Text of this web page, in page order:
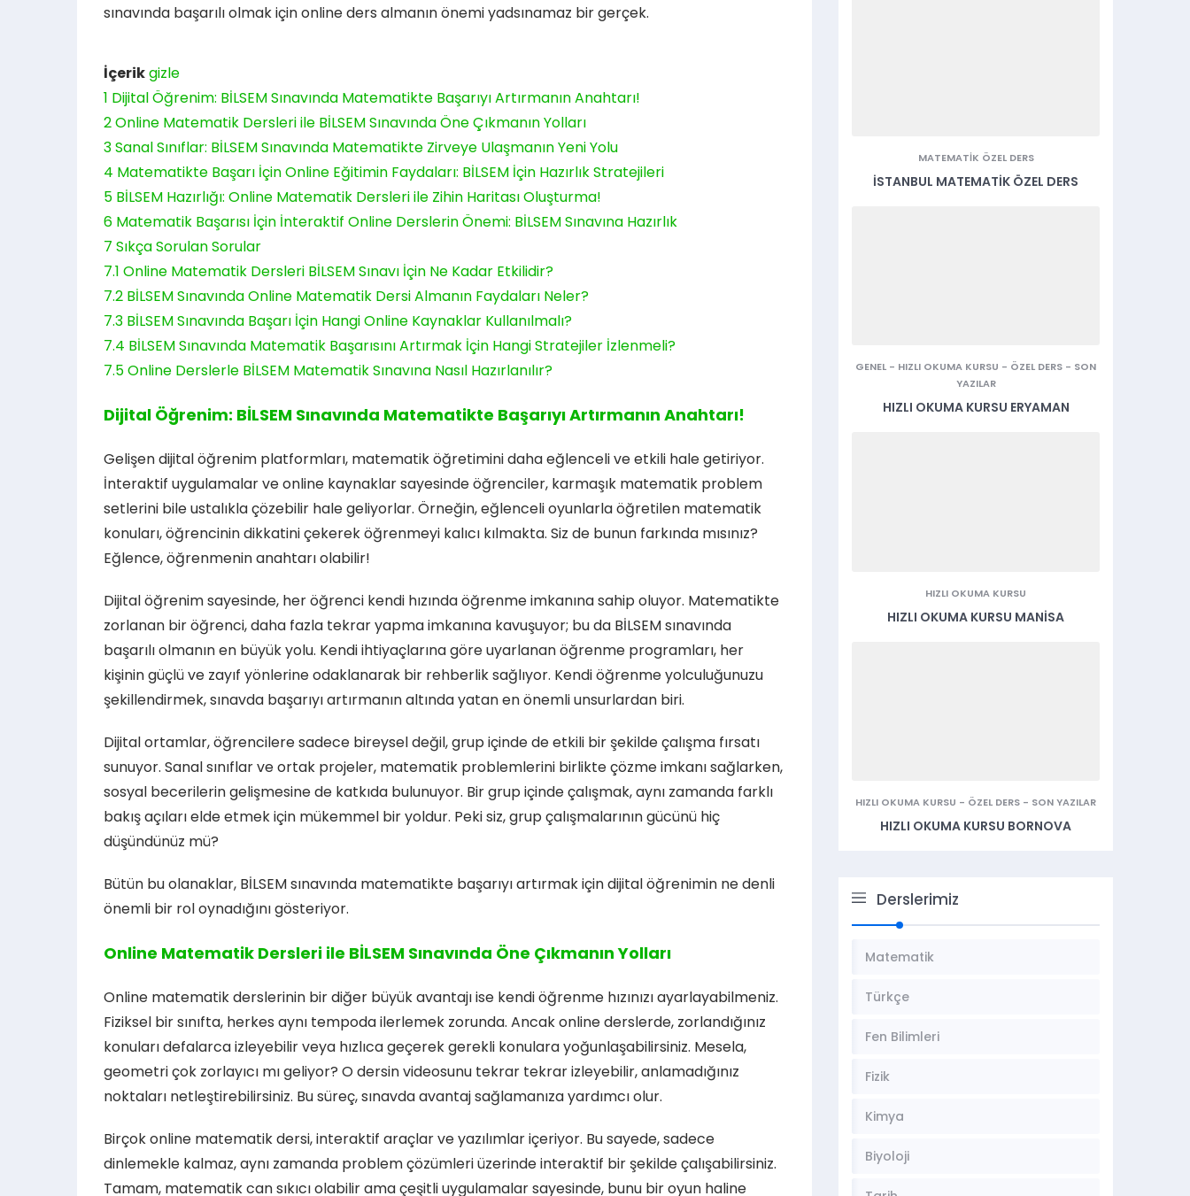
sınavında başarılı olmak için online ders almanın önemi yadsınamaz bir gerçek.
İçerikgizle
1 Dijital Öğrenim: BİLSEM Sınavında Matematikte Başarıyı Artırmanın Anahtarı!
2Online Matematik Dersleri ile BİLSEM Sınavında Öne Çıkmanın Yolları
3Sanal Sınıflar: BİLSEM Sınavında Matematikte Zirveye Ulaşmanın Yeni Yolu
4 Matematikte Başarı İçin Online Eğitimin Faydaları: BİLSEM İçin Hazırlık Stratejileri
5 BİLSEM Hazırlığı: Online Matematik Dersleri ile Zihin Haritası Oluşturma!
6 Matematik Başarısı İçin İnteraktif Online Derslerin Önemi: BİLSEM Sınavına Hazırlık
7 Sıkça Sorulan Sorular
7.1 Online Matematik Dersleri BİLSEM Sınavı İçin Ne Kadar Etkilidir?
7.2 BİLSEM Sınavında Online Matematik Dersi Almanın Faydaları Neler?
7.3 BİLSEM Sınavında Başarı İçin Hangi Online Kaynaklar Kullanılmalı?
7.4 BİLSEM Sınavında Matematik Başarısını Artırmak İçin Hangi Stratejiler İzlenmeli?
7.5Online Derslerle BİLSEM Matematik Sınavına Nasıl Hazırlanılır?
Dijital Öğrenim: BİLSEM Sınavında Matematikte Başarıyı Artırmanın Anahtarı!
Gelişen dijital öğrenim platformları, matematik öğretimini daha eğlenceli ve etkili hale getiriyor.
İnteraktif uygulamalar ve online kaynaklar sayesinde öğrenciler, karmaşık matematik problem
setlerini bile ustalıkla çözebilir hale geliyorlar. Örneğin, eğlenceli oyunlarla öğretilen matematik
konuları, öğrencinin dikkatini çekerek öğrenmeyi kalıcı kılmakta. Siz de bunun farkında mısınız?
Eğlence, öğrenmenin anahtarı olabilir!
Dijital öğrenim sayesinde, her öğrenci kendi hızında öğrenme imkanına sahip oluyor. Matematikte
zorlanan bir öğrenci, daha fazla tekrar yapma imkanına kavuşuyor; bu da BİLSEM sınavında
başarılı olmanın en büyük yolu. Kendi ihtiyaçlarına göre uyarlanan öğrenme programları, her
kişinin güçlü ve zayıf yönlerine odaklanarak bir rehberlik sağlıyor. Kendi öğrenme yolculuğunuzu
şekillendirmek, sınavda başarıyı artırmanın altında yatan en önemli unsurlardan biri.
Dijital ortamlar, öğrencilere sadece bireysel değil, grup içinde de etkili bir şekilde çalışma fırsatı
sunuyor. Sanal sınıflar ve ortak projeler, matematik problemlerini birlikte çözme imkanı sağlarken,
sosyal becerilerin gelişmesine de katkıda bulunuyor. Bir grup içinde çalışmak, aynı zamanda farklı
bakış açıları elde etmek için mükemmel bir yoldur. Peki siz, grup çalışmalarının gücünü hiç
düşündünüz mü?
Bütün bu olanaklar, BİLSEM sınavında matematikte başarıyı artırmak için dijital öğrenimin ne denli
önemli bir rol oynadığını gösteriyor.
Online Matematik Dersleri ile BİLSEM Sınavında Öne Çıkmanın Yolları
Online matematik derslerinin bir diğer büyük avantajı ise kendi öğrenme hızınızı ayarlayabilmeniz.
Fiziksel bir sınıfta, herkes aynı tempoda ilerlemek zorunda. Ancak online derslerde, zorlandığınız
konuları defalarca izleyebilir veya hızlıca geçerek gerekli konulara yoğunlaşabilirsiniz. Mesela,
geometri çok zorlayıcı mı geliyor? O dersin videosunu tekrar tekrar izleyebilir, anlamadığınız
noktaları netleştirebilirsiniz. Bu süreç, sınavda avantaj sağlamanıza yardımcı olur.
Birçok online matematik dersi, interaktif araçlar ve yazılımlar içeriyor. Bu sayede, sadece
dinlemekle kalmaz, aynı zamanda problem çözümleri üzerinde interaktif bir şekilde çalışabilirsiniz.
Tamam, matematik can sıkıcı olabilir ama çeşitli uygulamalar sayesinde, bunu bir oyun haline
MATEMATIK ÖZEL DERS
İSTANBUL MATEMATIK ÖZEL DERS
GENEL - HIZLI OKUMA KURSU - ÖZEL DERS - SON
YAZILAR
HIZLI OKUMA KURSU ERYAMAN
HIZLI OKUMA KURSU
HIZLI OKUMA KURSU MANISA
HIZLI OKUMA KURSU - ÖZEL DERS - SON YAZILAR
HIZLI OKUMA KURSU BORNOVA
Derslerimiz
Matematik
Türkçe
Fen Bilimleri
Fizik
Kimya
Biyoloji